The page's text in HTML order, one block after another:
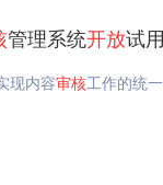
管理系统开放试
现内容审核工作的统